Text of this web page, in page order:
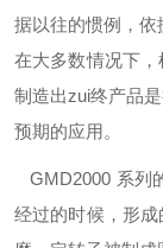
据以往的惯例，依
在大多数情况下
制造出zui终产品
预期的应用。
GMD2000 系列
经过的时候，形